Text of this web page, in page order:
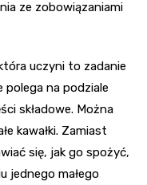
ze zobowiązaniami
uczyni to zadanie
polega na podziale
składowe. Można
kawałki. Zamiast
się, jak go spożyć,
jednego małego